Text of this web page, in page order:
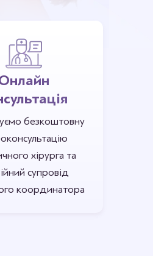
безкоштовну
хірурга та
супровід
координатора